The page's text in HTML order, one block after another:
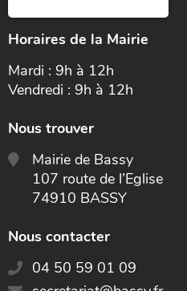
Horaires de la Mairie
Mardi : 9h à 12h
Vendredi : 9h à 12h
Nous trouver
Mairie de Bassy
107 route de l’Eglise
74910 BASSY
Nous contacter
04 50 59 01 09